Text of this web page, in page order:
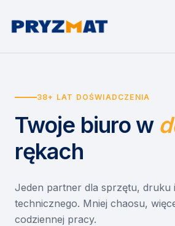
Urządzenia
Drukarki i urządzenia
Etykiety i identyfikacja
Skanery i obieg dokumentów
Monitory interaktywne
Niszczarki dokumentów
Wynajem drukarek
Wynajem urządzeń biurowych
Asystent druku
EZD RP
Misja szkoła
Serwis
O nas
Kontakt
38+ LAT DOŚWIADCZENIA
Twoje biuro w
rękach
Jeden partner dla sprzętu, druku
technicznego. Mniej chaosu,
codziennej pracy.